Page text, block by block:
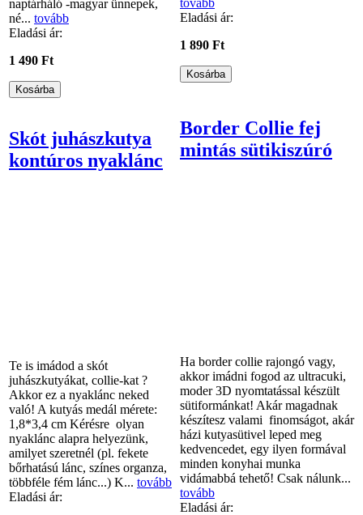
naptárháló -magyar ünnepek,
né... tovább
Eladási ár:
1 490 Ft
Eladási ár:
1 890 Ft
Skót juhászkutya
kontúros nyaklánc
Te is imádod a skót
juhászkutyákat, collie-kat ?
Akkor ez a nyaklánc neked
való! A kutyás medál mérete:
1,8*3,4 cm Kérésre olyan
nyaklánc alapra helyezünk,
amilyet szeretnél (pl. fekete
bőrhatású lánc, színes organza,
többféle fém lánc...) K... tovább
Eladási ár:
Border Collie fej
mintás sütikiszúró
Ha border collie rajongó vagy,
akkor imádni fogod az ultracuki,
moder 3D nyomtatással készült
sütiformánkat! Akár magadnak
készítesz valami finomságot, akár
házi kutyasütivel leped meg
kedvencedet, egy ilyen formával
minden konyhai munka
vidámabbá tehető! Csak nálunk...
tovább
Eladási ár: